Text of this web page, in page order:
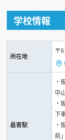
学校情報
所在地
〒
最寄駅
・
中
・
下
・
前